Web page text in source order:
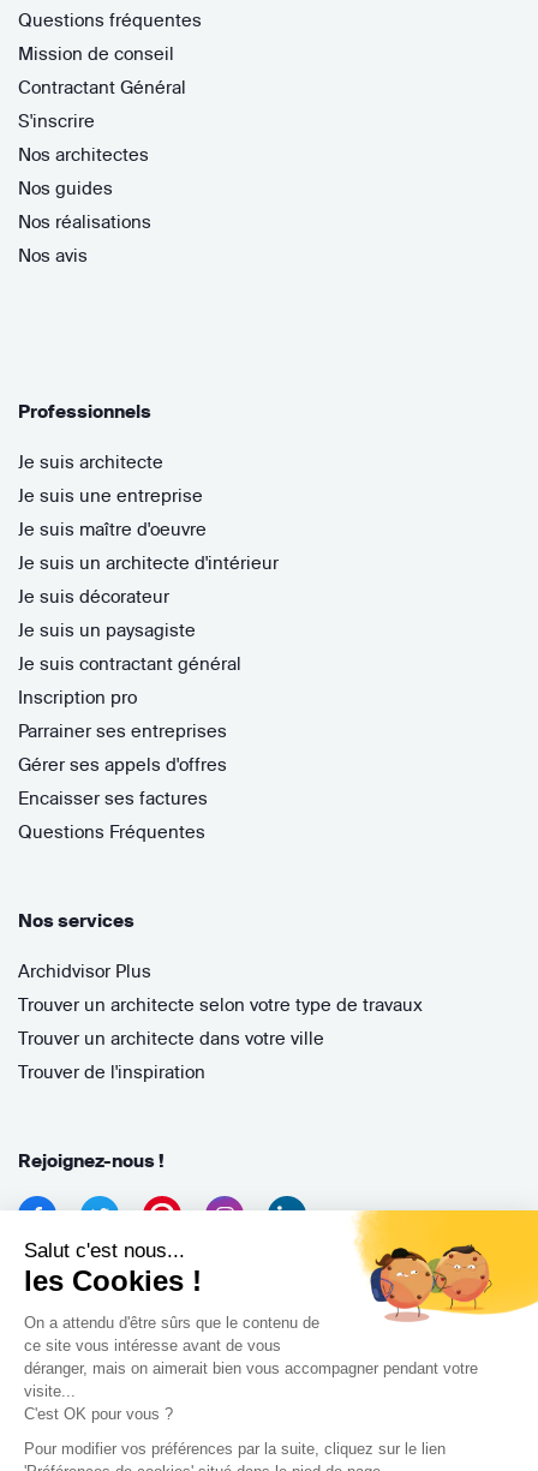
Salut c'est nous...
les Cookies !
On a attendu d'être sûrs que le contenu de
ce site vous intéresse avant de vous
déranger, mais on aimerait bien vous accompagner pendant votre
visite...
C'est OK pour vous ?
Pour modifier vos préférences par la suite, cliquez sur le lien
Questions fréquentes
Mission de conseil
Contractant Général
S'inscrire
Nos architectes
Nos guides
Nos réalisations
Nos avis
Professionnels
Je suis architecte
Je suis une entreprise
Je suis maître d'oeuvre
Je suis un architecte d'intérieur
Je suis décorateur
Je suis un paysagiste
Je suis contractant général
Inscription pro
Parrainer ses entreprises
Gérer ses appels d'offres
Encaisser ses factures
Questions Fréquentes
Nos services
Archidvisor Plus
Trouver un architecte selon votre type de travaux
Trouver un architecte dans votre ville
Trouver de l'inspiration
Rejoignez-nous !
Archidvisor
13 Rue des Cordeliers, 33000 Bordeaux, France
Copyright 2021